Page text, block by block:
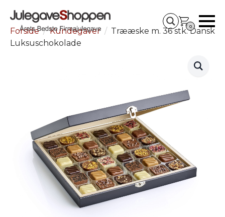
0
Forside Kundegaver
Trææske m. 36 stk. Dansk
Luksuschokolade